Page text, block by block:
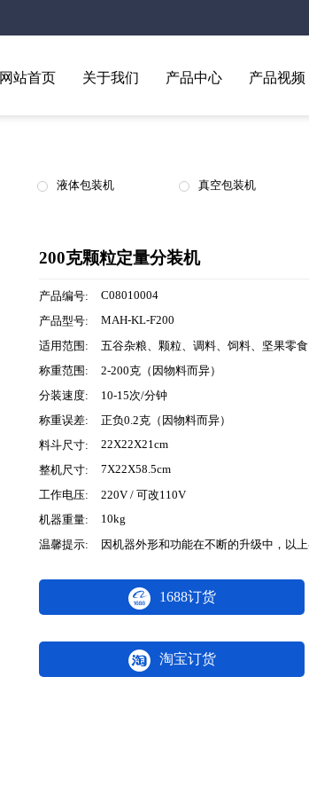
网站首页 关于我们 产品中心 产品视频
液体包装机 真空包装机
200克颗粒定量分装机
产品编号:
C08010004
产品型号:
MAH-KL-F200
适用范围:
五谷杂粮、颗粒、调料、饲料、坚果零
称重范围:
2-200克（因物料而异）
分装速度:
10-15次/分钟
称重误差:
正负0.2克（因物料而异）
料斗尺寸:
22X22X21cm
整机尺寸:
7X22X58.5cm
工作电压:
220V / 可改110V
机器重量:
10kg
温馨提示:
因机器外形和功能在不断的升级中，以
1688订货
淘宝订货